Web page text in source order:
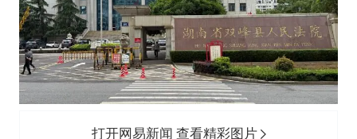
打开网易新闻 查看精彩图片